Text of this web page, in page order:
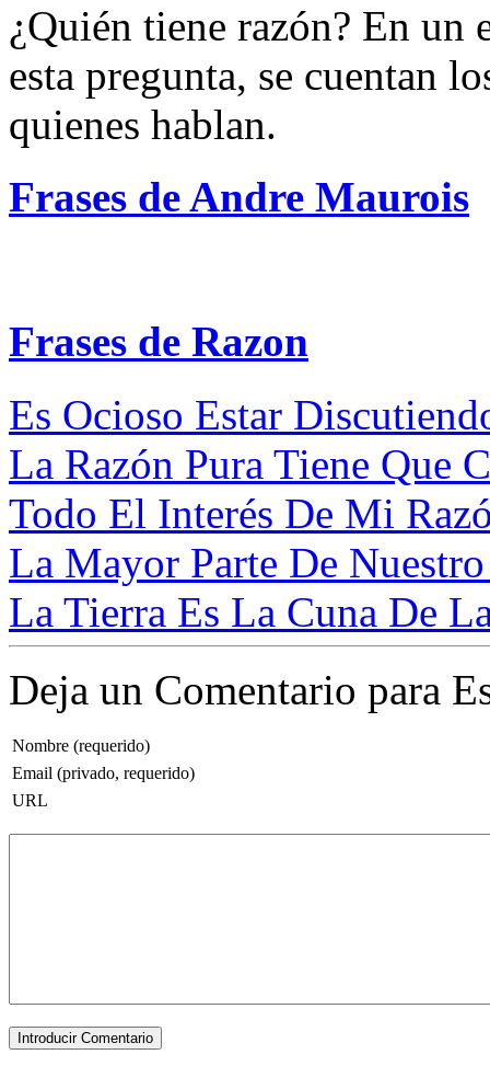
¿Quién tiene razón? En un
esta pregunta, se cuentan
quienes hablan.
Frases de Andre Maurois
Frases de Razon
Es Ocioso Estar
La Razón Pura Tiene Que
Todo El Interés De Mi
La Mayor Parte De
La Tierra Es La Cuna De
Deja un Comentario para
Nombre (requerido)
Email (privado, requerido)
URL